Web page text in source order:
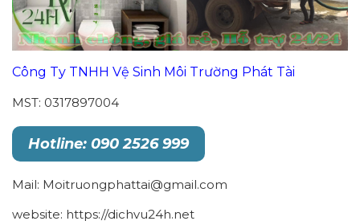
Công Ty TNHH Vệ Sinh Môi Trường Phát Tài
MST: 0317897004
Hotline: 090 2526 999
Mail: Moitruongphattai@gmail.com
website: https://dichvu24h.net